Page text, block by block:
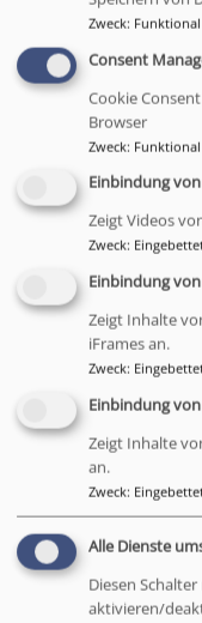
Urkraft des
Aufstehen aus dem
in der Taufe ganz
vergangen - was
erwachsener
- Eine neue
gerufen beim
geliebtes Kind, an
- u. v. m...
Ausführliche
Wo wird getauft?
Die meisten
eigenen
um die Mittagszeit,
etwa um 11.30 oder
Hauptgottesdienst
auch ein Samstag
Zweck: Funktional
Consent
Cookie
Browser
Zweck: Funktional
Einbindung
Zeigt Videos
Zweck:
Einbindung
Zeigt Inhalte
iFrames an.
Zweck:
Einbindung
Zeigt Inhalte
an.
Zweck:
Alle Dienste
Diesen
aktivieren/